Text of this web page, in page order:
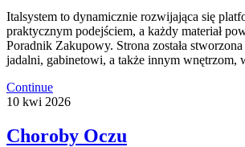
Italsystem to dynamicznie rozwijająca się
praktycznym podejściem, a każdy materiał
Poradnik Zakupowy. Strona została
jadalni, gabinetowi, a także innym wnętrzom,
Continue
10 kwi 2026
Choroby Oczu